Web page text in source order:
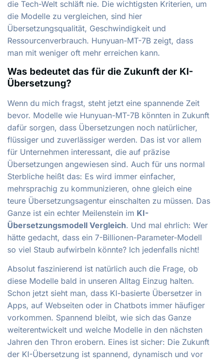
die Tech-Welt schläft nie. Die wichtigsten Kriterien, um
die Modelle zu vergleichen, sind hier
Übersetzungsqualität, Geschwindigkeit und
Ressourcenverbrauch. Hunyuan-MT-7B zeigt, dass
man mit weniger oft mehr erreichen kann.
Was bedeutet das für die Zukunft der KI-
Übersetzung?
Wenn du mich fragst, steht jetzt eine spannende Zeit
bevor. Modelle wie Hunyuan-MT-7B könnten in Zukunft
dafür sorgen, dass Übersetzungen noch natürlicher,
flüssiger und zuverlässiger werden. Das ist vor allem
für Unternehmen interessant, die auf präzise
Übersetzungen angewiesen sind. Auch für uns normal
Sterbliche heißt das: Es wird immer einfacher,
mehrsprachig zu kommunizieren, ohne gleich eine
teure Übersetzungsagentur einschalten zu müssen. Das
Ganze ist ein echter Meilenstein im KI-
Übersetzungsmodell Vergleich. Und mal ehrlich: Wer
hätte gedacht, dass ein 7-Billionen-Parameter-Modell
so viel Staub aufwirbeln könnte? Ich jedenfalls nicht!
Absolut faszinierend ist natürlich auch die Frage, ob
diese Modelle bald in unseren Alltag Einzug halten.
Schon jetzt sieht man, dass KI-basierte Übersetzer in
Apps, auf Webseiten oder in Chatbots immer häufiger
vorkommen. Spannend bleibt, wie sich das Ganze
weiterentwickelt und welche Modelle in den nächsten
Jahren den Thron erobern. Eines ist sicher: Die Zukunft
der KI-Übersetzung ist spannend, dynamisch und vor